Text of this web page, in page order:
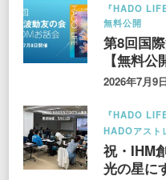
『HADO
無料公開
第8回国
【無料公
2026年7月9
『HADO
HADOアスト
祝・IHM
光の星に